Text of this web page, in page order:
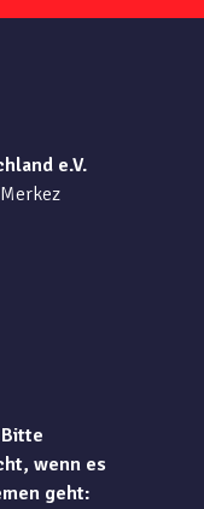
e.V.
wenn es
geht: